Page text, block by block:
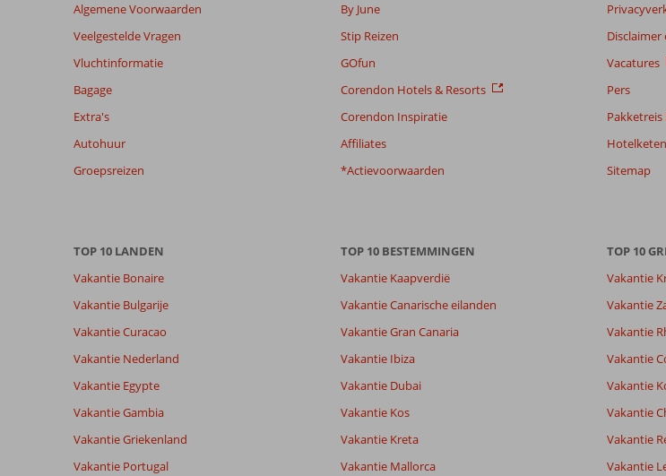
de
relevantie
de
info
Totale score
Gebaseerd op:
86,6
Ruim
voldoende
Eten
5,3
Kindvriendelijk
-
Wifi kwaliteit
Ervaringen
van onze
klanten
Filter reisgezelschap
Alle
Algemene Voorwaarden
Veelgestelde Vragen
Vluchtinformatie
Bagage
Extra's
Autohuur
Groepsreizen
By June
Stip Reizen
GOfun
Corendon Hotels & Resorts
Corendon Inspiratie
Affiliates
*Actievoorwaarden
Vacatures
Pers
Sitemap
TOP 10 LANDEN
Vakantie Bonaire
Vakantie Bulgarije
Vakantie Curacao
Vakantie Nederland
Vakantie Egypte
Vakantie Gambia
Vakantie Griekenland
Vakantie Portugal
TOP 10 BESTEMMINGEN
Vakantie Kaapverdië
Vakantie Canarische eilanden
Vakantie Gran Canaria
Vakantie Ibiza
Vakantie Dubai
Vakantie Kos
Vakantie Kreta
Vakantie Mallorca
TOP 10
Vakantie
Vakantie
Vakantie
Vakantie
Vakantie
Vakantie
Vakantie
Vakantie